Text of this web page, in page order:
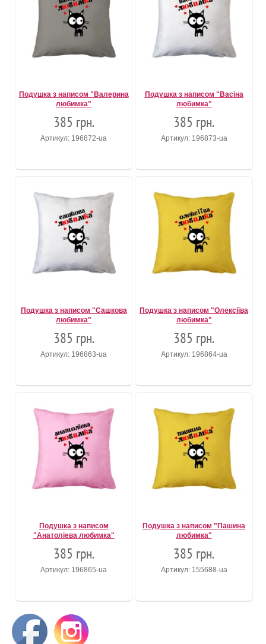
Подушка з написом "Валерина
любимка"
385 грн.
Артикул: 196872-ua
Подушка з написом "Васіна
любимка"
385 грн.
Артикул: 196873-ua
Подушка з написом "Сашкова
любимка"
385 грн.
Артикул: 196863-ua
Подушка з написом "Олексіїва
любимка"
385 грн.
Артикул: 196864-ua
Подушка з написом
"Анатоліева любимка"
385 грн.
Артикул: 196865-ua
Подушка з написом "Пашина
любимка"
385 грн.
Артикул: 155688-ua